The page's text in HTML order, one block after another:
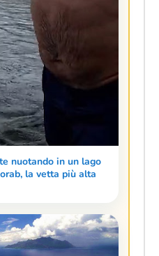
nuotando in un lago
la vetta più alta